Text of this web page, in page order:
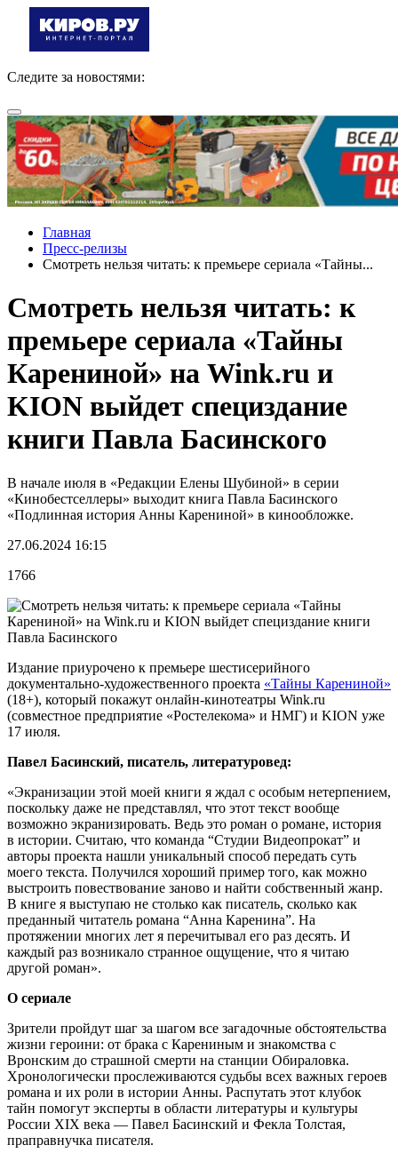
Следите за новостями:
Главная
Пресс-релизы
Смотреть нельзя читать: к премьере сериала «Тайны...
Смотреть нельзя читать: к
премьере сериала «Тайны
Карениной» на Wink.ru и
KION выйдет специздание
книги Павла Басинского
В начале июля в «Редакции Елены Шубиной» в серии
«Кинобестселлеры» выходит книга Павла Басинского
«Подлинная история Анны Карениной» в кинообложке.
27.06.2024 16:15
1766
Издание приурочено к премьере шестисерийного
документально-художественного проекта «Тайны Карениной»
(18+), который покажут онлайн-кинотеатры Wink.ru
(совместное предприятие «Ростелекома» и НМГ) и KION уже
17 июля.
Павел Басинский, писатель, литературовед:
«Экранизации этой моей книги я ждал с особым нетерпением,
поскольку даже не представлял, что этот текст вообще
возможно экранизировать. Ведь это роман о романе, история
в истории. Считаю, что команда “Студии Видеопрокат” и
авторы проекта нашли уникальный способ передать суть
моего текста. Получился хороший пример того, как можно
выстроить повествование заново и найти собственный жанр.
В книге я выступаю не столько как писатель, сколько как
преданный читатель романа “Анна Каренина”. На
протяжении многих лет я перечитывал его раз десять. И
каждый раз возникало странное ощущение, что я читаю
другой роман».
О сериале
Зрители пройдут шаг за шагом все загадочные обстоятельства
жизни героини: от брака с Карениным и знакомства с
Вронским до страшной смерти на станции Обираловка.
Хронологически прослеживаются судьбы всех важных героев
романа и их роли в истории Анны. Распутать этот клубок
тайн помогут эксперты в области литературы и культуры
России XIX века — Павел Басинский и Фекла Толстая,
праправнучка писателя.